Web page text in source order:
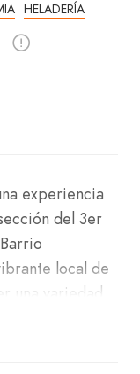
HELADERÍA
experiencia
del 3er
local de
una variedad
del